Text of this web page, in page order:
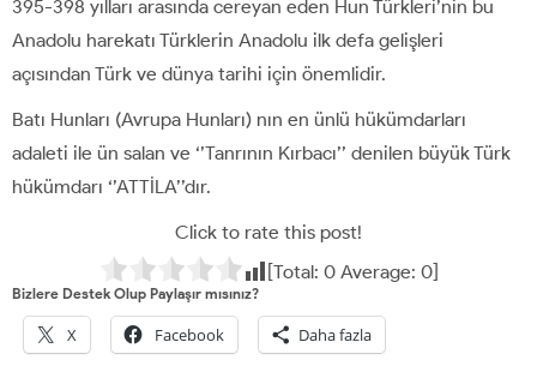
395-398 yılları arasında cereyan eden Hun Türkleri’nin bu
Anadolu harekatı Türklerin Anadolu ilk defa gelişleri
açısından Türk ve dünya tarihi için önemlidir.
Batı Hunları (Avrupa Hunları) nın en ünlü hükümdarları
adaleti ile ün salan ve ‘’Tanrının Kırbacı’’ denilen büyük Türk
hükümdarı ‘’ATTİLA’’dır.
Click to rate this post!
[Total: 0Average: 0]
Bizlere Destek Olup Paylaşır mısınız?
X Facebook Daha fazla